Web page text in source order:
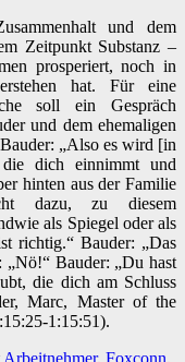
und dem
Zeitpunkt Substanz –
prosperiert, noch in
hat. Für eine
soll ein Gespräch
und dem ehemaligen
„Also es wird [in
dich einnimmt und
hinten aus der Familie
dazu, zu diesem
als Spiegel oder als
richtig.“ Bauder: „Das
„Nö!“ Bauder: „Du hast
die dich am Schluss
Marc, Master of the
1:15:51).
Arbeitnehmer, Foxconn,